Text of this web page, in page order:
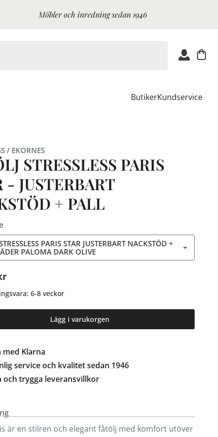
Möbler och inredning sedan 1946
ButikerKundservice
/ EKORNES
STRESSLESS PARIS
- JUSTERBART
+ PALL
PARIS STAR JUSTERBART NACKSTÖD +
PALOMA DARK OLIVE
6-8 veckor
Lägg i varukorgen
med Klarna
service och kvalitet sedan 1946
och trygga leveransvillkor
är en stilren och elegant fåtölj med komfort utöver